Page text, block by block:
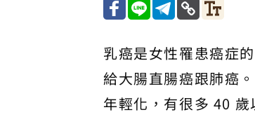
乳癌是女性罹患癌症
給大腸直腸癌跟肺癌
年輕化，有很多 40